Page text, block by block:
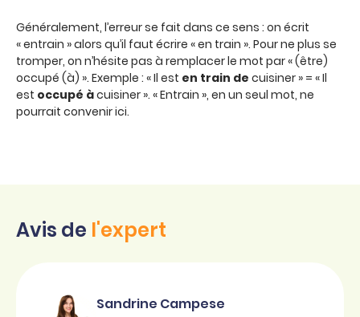
Généralement, l’erreur se fait dans ce sens : on écrit
« entrain » alors qu’il faut écrire « en train ». Pour ne plus se
tromper, on n’hésite pas à remplacer le mot par « (être)
occupé (à) ». Exemple : « Il est en train de cuisiner » = « Il
est occupé àcuisiner ». « Entrain », en un seul mot, ne
pourrait convenir ici.
Avis de l'expert
Sandrine Campese